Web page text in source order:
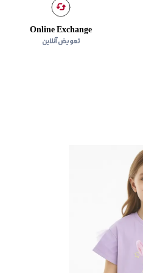
Online Exchange
تعویض آنلاین